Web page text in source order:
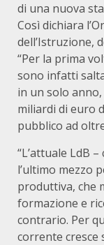
di una nuova
Così dichiara
dell’Istruzione,
“Per la prima
sono infatti
in un solo
miliardi di euro
pubblico ad
“L’attuale LdB
l’ultimo mezzo
produttiva, che
formazione e
contrario. Per
corrente cresce